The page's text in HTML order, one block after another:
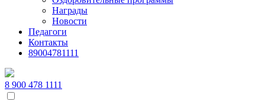
Награды
Новости
Педагоги
Контакты
89004781111
8 900 478 1111